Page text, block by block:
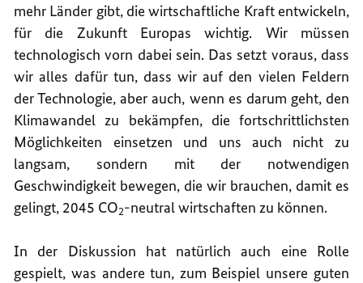
mehr Länder gibt, die wirtschaftliche Kraft entwickeln,
für die Zukunft Europas wichtig. Wir müssen
technologisch vorn dabei sein. Das setzt voraus, dass
wir alles dafür tun, dass wir auf den vielen Feldern
der Technologie, aber auch, wenn es darum geht, den
Klimawandel zu bekämpfen, die fortschrittlichsten
Möglichkeiten einsetzen und uns auch nicht zu
langsam, sondern mit der notwendigen
Geschwindigkeit bewegen, die wir brauchen, damit es
gelingt, 2045 CO2-neutral wirtschaften zu können.
In der Diskussion hat natürlich auch eine Rolle
gespielt, was andere tun, zum Beispiel unsere guten